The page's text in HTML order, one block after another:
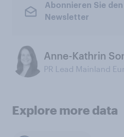
Abonnieren Sie
Newsletter
Anne-Kathrin
PR Lead Mainland
Explore more data